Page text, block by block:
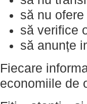
să nu
să verifice
să anunțe
Fiecare
economiile de